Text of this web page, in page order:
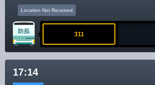
Location Not Received
311
17:14